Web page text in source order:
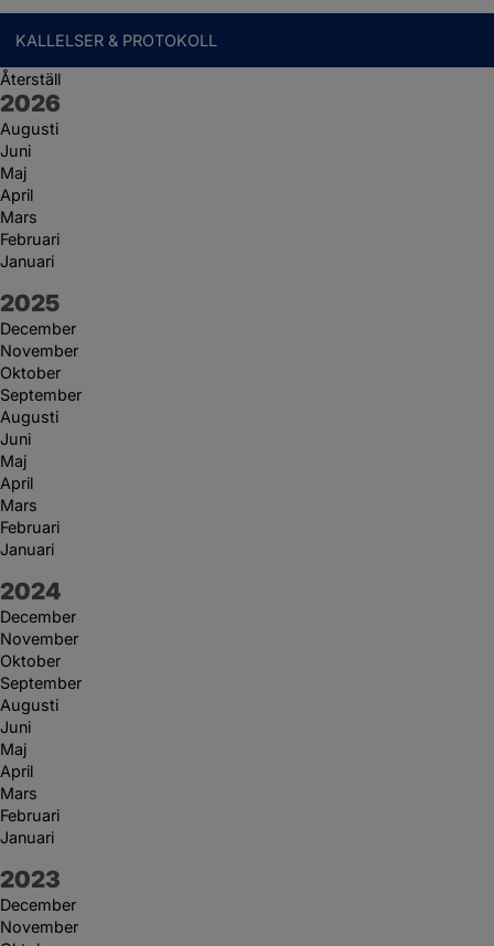
KALLELSER & PROTOKOLL
Återställ
År:
2026
Augusti
Juni
Maj
April
Mars
Februari
Januari
År:
2025
December
November
Oktober
September
Augusti
Juni
Maj
April
Mars
Februari
Januari
År:
2024
December
November
Oktober
September
Augusti
Juni
Maj
April
Mars
Februari
Januari
År:
2023
December
November